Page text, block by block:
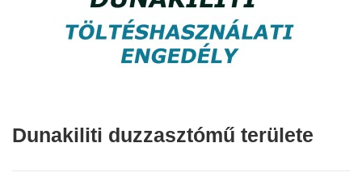
Dunakiliti duzzasztómű területe